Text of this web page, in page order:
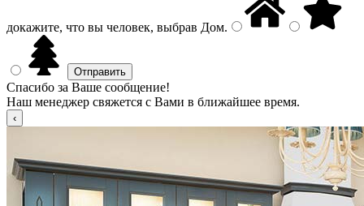
докажите, что вы человек, выбрав Дом.
Спасибо за Ваше сообщение!
Наш менеджер свяжется с Вами в ближайшее время.